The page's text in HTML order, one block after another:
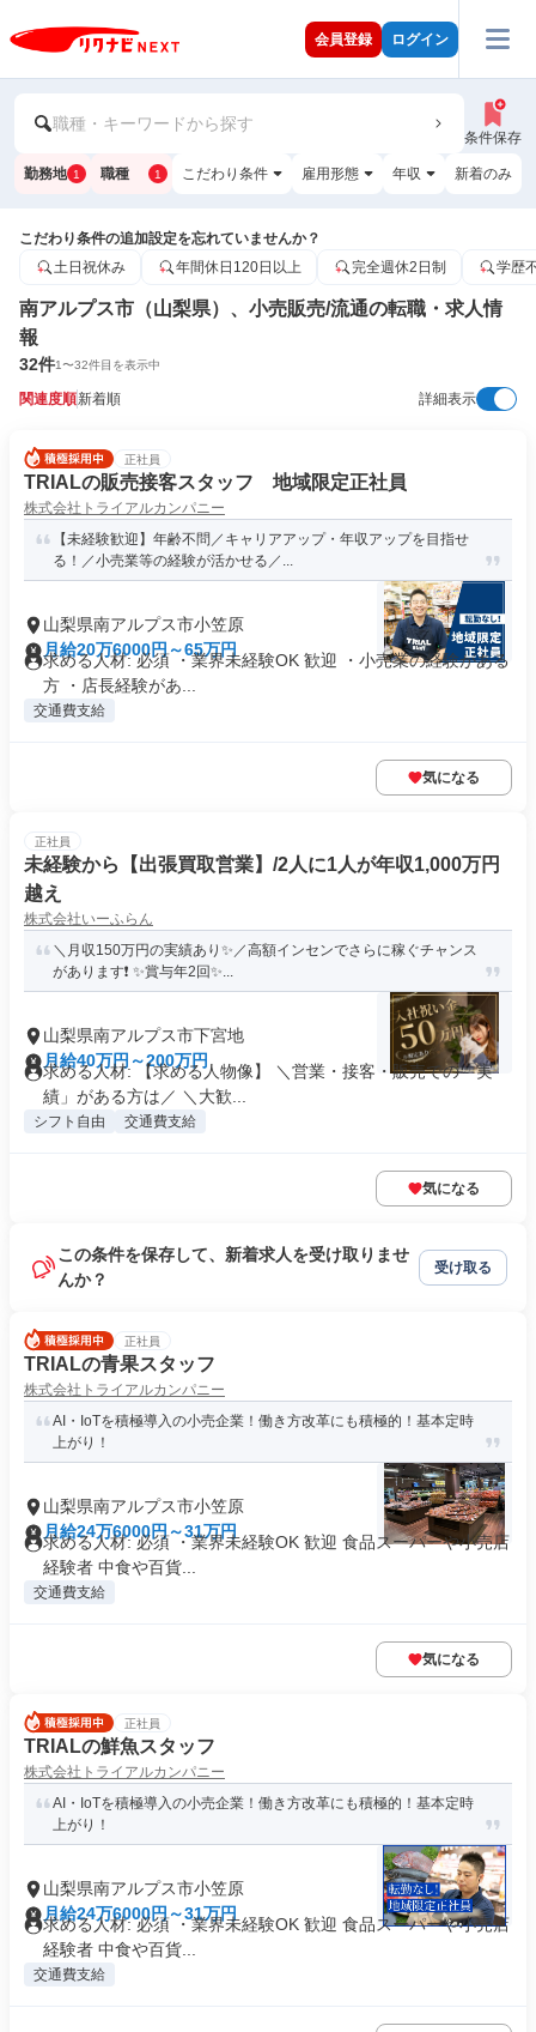
会員登録 ログイン
職種・キーワードから探す
条件保存
勤務地 1 職種 1 こだわり条件 雇用形態 年収 新着のみ
こだわり条件の追加設定を忘れていませんか？
土日祝休み
年間休日120日以上 完全週休2日制 学歴
南アルプス市（山梨県）、小売販売/流通の転職・求人情
報
32件1〜32件目を表示中
関連度順新着順 詳細表示
正社員
TRIALの販売接客スタッフ 地域限定正社員
株式会社トライアルカンパニー
【未経験歓迎】年齢不問／キャリアアップ・年収アップを目指せ
る！／小売業等の経験が活かせる／...
山梨県南アルプス市小笠原
月給20万6000円～65万円
求める人材: 必須 ・業界未経験OK 歓迎 ・小売業の経験がある
方 ・店長経験があ...
交通費支給
気になる
正社員
未経験から【出張買取営業】/2人に1人が年収1,000万円
越え
株式会社いーふらん
＼月収150万円の実績あり✨／高額インセンでさらに稼ぐチャンス
があります❗ ✨賞与年2回✨...
山梨県南アルプス市下宮地
月給40万円～200万円
求める人材: 【求める人物像】 ＼営業・接客・販売での「実
績」がある方は／ ＼大歓...
シフト自由 交通費支給
気になる
この条件を保存して、新着求人を受け取りませ
んか？
受け取る
正社員
TRIALの青果スタッフ
株式会社トライアルカンパニー
AI・IoTを積極導入の小売企業！働き方改革にも積極的！基本定時
上がり！
山梨県南アルプス市小笠原
月給24万6000円～31万円
求める人材: 必須 ・業界未経験OK 歓迎 食品スーパーや小売店
経験者 中食や百貨...
交通費支給
気になる
正社員
TRIALの鮮魚スタッフ
株式会社トライアルカンパニー
AI・IoTを積極導入の小売企業！働き方改革にも積極的！基本定時
上がり！
山梨県南アルプス市小笠原
月給24万6000円～31万円
求める人材: 必須 ・業界未経験OK 歓迎 食品スーパーや小売店
経験者 中食や百貨...
交通費支給